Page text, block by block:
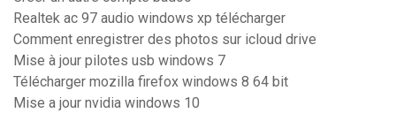
Realtek ac 97 audio windows xp télécharger
Comment enregistrer des photos sur icloud drive
Mise à jour pilotes usb windows 7
Télécharger mozilla firefox windows 8 64 bit
Mise a jour nvidia windows 10